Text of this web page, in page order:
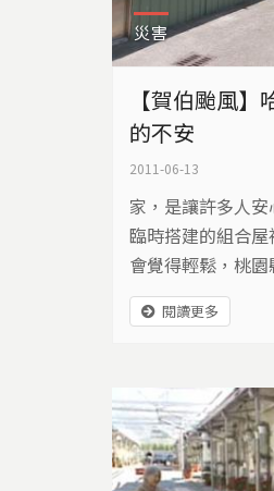
災害
【賀伯颱風
的不安
2011-06-13
家，是讓許多人
臨時搭建的組合
會覺得輕鬆，桃
居民，在民國85年
續進駐組合屋，原
來到，哈凱部落
希望能早日有個
為什麼無法完成...
閱讀更多